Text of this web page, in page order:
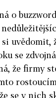
o
uvědomit,
se
že firmy
se v nich